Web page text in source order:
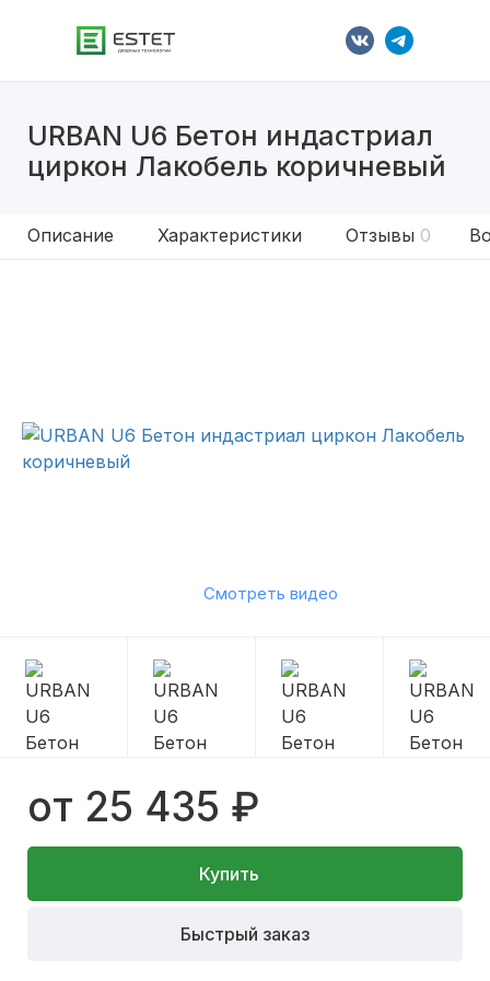
URBAN U6 Бетон индастриал
циркон Лакобель коричневый
Описание Характеристики Отзывы 0
Смотреть видео
от 25 435 ₽
Купить
Быстрый заказ